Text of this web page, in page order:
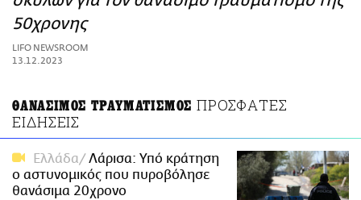
ΑΜΠΑ
PRINT
50χρονης
LIFO NEWSROOM
13.12.2023
ΘΑΝΑΣΙΜΟΣ ΤΡΑΥΜΑΤΙΣΜΟΣ ΠΡΟΣΦΑΤΕΣ
ΕΙΔΗΣΕΙΣ
Ελλάδα
Λάρισα: Υπό κράτηση
ο αστυνομικός που πυροβόλησε
θανάσιμα 20χρονο